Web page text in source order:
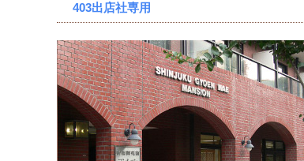
403出店社専用